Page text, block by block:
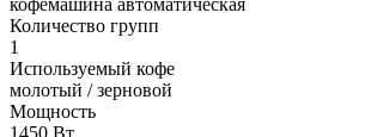
Количество групп
1
Используемый кофе
молотый / зерновой
Мощность
1450 Вт